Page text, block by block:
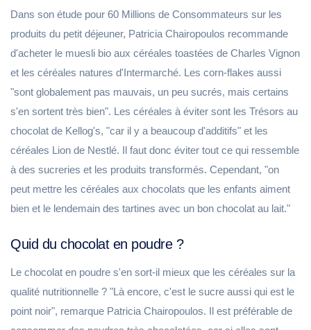
Dans son étude pour 60 Millions de Consommateurs sur les
produits du petit déjeuner, Patricia Chairopoulos recommande
d'acheter le muesli bio aux céréales toastées de Charles Vignon
et les céréales natures d'Intermarché. Les corn-flakes aussi
"sont globalement pas mauvais, un peu sucrés, mais certains
s'en sortent très bien". Les céréales à éviter sont les Trésors au
chocolat de Kellog's, "car il y a beaucoup d'additifs" et les
céréales Lion de Nestlé. Il faut donc éviter tout ce qui ressemble
à des sucreries et les produits transformés. Cependant, "on
peut mettre les céréales aux chocolats que les enfants aiment
bien et le lendemain des tartines avec un bon chocolat au lait."
Quid du chocolat en poudre ?
Le chocolat en poudre s'en sort-il mieux que les céréales sur la
qualité nutritionnelle ? "Là encore, c'est le sucre aussi qui est le
point noir", remarque Patricia Chairopoulos. Il est préférable de